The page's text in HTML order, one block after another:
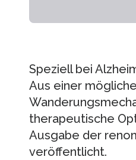
Speziell bei
Aus einer
therapeutische
Ausgabe der
veröffentlicht.